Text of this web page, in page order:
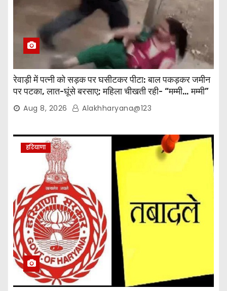
रेवाड़ी में पत्नी को सड़क पर घसीटकर पीटा: बाल पकड़कर जमीन
पर पटका, लात-घूंसे बरसाए; महिला चीखती रही- “मम्मी… मम्मी”
Aug 8, 2026 Alakhharyana@123
हरियाणा